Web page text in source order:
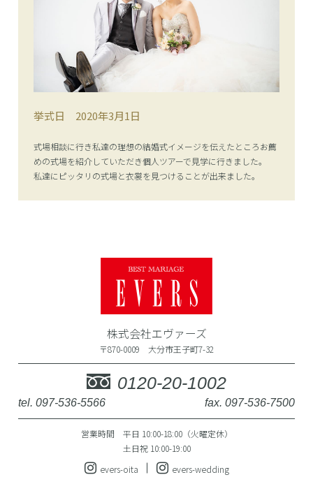
挙式日 2020年3月1日
式場相談に行き私達の理想の結婚式イメージを伝えたところお薦
めの式場を紹介していただき個人ツアーで見学に行きました。
私達にピッタリの式場と衣裳を見つけることが出来ました。
株式会社エヴァーズ
〒870-0009 大分市王子町7-32
0120-20-1002
tel. 097-536-5566 fax. 097-536-7500
営業時間 平日 10:00-18:00（火曜定休）
土日祝 10:00-19:00
evers-oita
evers-wedding